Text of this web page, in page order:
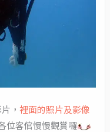
片，裡面的照片及影像
位客倌慢慢觀賞囉